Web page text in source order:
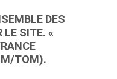
DES
LE SITE. «
TOM).